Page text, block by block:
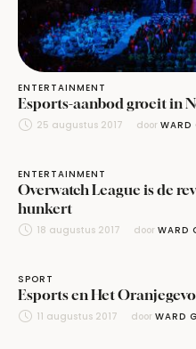
ENTERTAINMENT
Esports-aanbod groeit in
25 augustus 2017 door WARD
ENTERTAINMENT
Overwatch League is de
hunkert
18 augustus 2017 door WARD
SPORT
Esports en Het
11 augustus 2017 door WARD